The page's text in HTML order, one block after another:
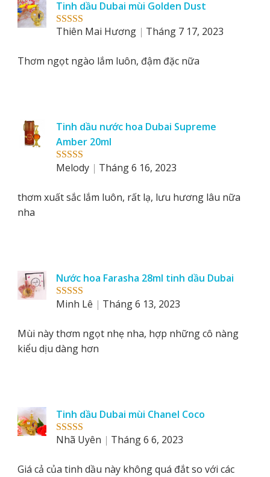
by
Rated5 out
Tinh dầu Dubai mùi Golden Dust
Thiên Mai Hương
Tháng 7 17, 2023
Thơm ngọt ngào lắm luôn, đậm đặc nữa
Rated5out
Tinh dầu nước hoa Dubai Supreme
Amber 20ml
Melody
Tháng 6 16, 2023
thơm xuất sắc lắm luôn, rất lạ, lưu hương lâu nữa
nha
Rated 5out
Nước hoa Farasha 28ml tinh dầu Dubai
Minh Lê
Tháng 6 13, 2023
Mùi này thơm ngọt nhẹ nha, hợp những cô nàng
kiểu dịu dàng hơn
Rated5out
Tinh dầu Dubai mùi Chanel Coco
Nhã Uyên
Tháng 6 6, 2023
Giá cả của tinh dầu này không quá đắt so với các